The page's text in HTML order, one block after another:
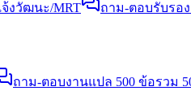
งวัฒนะ/MRT ถาม-ตอบรับรอ
ถาม-ตอบงานแปล 500 ข้อรวม